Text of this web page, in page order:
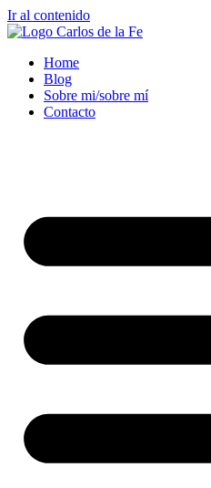
Ir al contenido
Home
Blog
Sobre mi/sobre mí
Contacto